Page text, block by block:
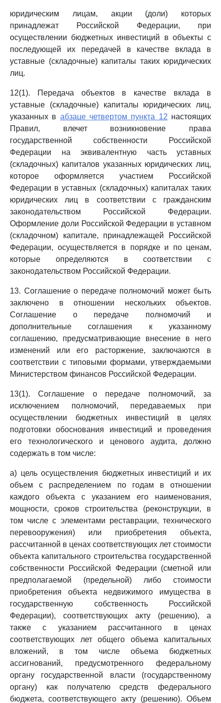
юридическим лицам, акции (доли) которых
принадлежат Российской Федерации, при
осуществлении бюджетных инвестиций в объекты с
последующей их передачей в качестве вклада в
уставные (складочные) капиталы таких юридических
лиц.
12(1). Передача объектов в качестве вклада в
уставные (складочные) капиталы юридических лиц,
указанных в абзаце четвертом пункта 12 настоящих
Правил, влечет возникновение права
государственной собственности Российской
Федерации на эквивалентную часть уставных
(складочных) капиталов указанных юридических лиц,
которое оформляется участием Российской
Федерации в уставных (складочных) капиталах таких
юридических лиц в соответствии с гражданским
законодательством Российской Федерации.
Оформление доли Российской Федерации в уставном
(складочном) капитале, принадлежащей Российской
Федерации, осуществляется в порядке и по ценам,
которые определяются в соответствии с
законодательством Российской Федерации.
13. Соглашение о передаче полномочий может быть
заключено в отношении нескольких объектов.
Соглашение о передаче полномочий и
дополнительные соглашения к указанному
соглашению, предусматривающие внесение в него
изменений или его расторжение, заключаются в
соответствии с типовыми формами, утверждаемыми
Министерством финансов Российской Федерации.
13(1). Соглашение о передаче полномочий, за
исключением полномочий, передаваемых при
осуществлении бюджетных инвестиций в целях
подготовки обоснования инвестиций и проведения
его технологического и ценового аудита, должно
содержать в том числе:
а) цель осуществления бюджетных инвестиций и их
объем с распределением по годам в отношении
каждого объекта с указанием его наименования,
мощности, сроков строительства (реконструкции, в
том числе с элементами реставрации, технического
перевооружения) или приобретения объекта,
рассчитанной в ценах соответствующих лет стоимости
объекта капитального строительства государственной
собственности Российской Федерации (сметной или
предполагаемой (предельной) либо стоимости
приобретения объекта недвижимого имущества в
государственную собственность Российской
Федерации), соответствующих акту (решению), а
также с указанием рассчитанного в ценах
соответствующих лет общего объема капитальных
вложений, в том числе объема бюджетных
ассигнований, предусмотренного федеральному
органу государственной власти (государственному
органу) как получателю средств федерального
бюджета, соответствующего акту (решению). Объем